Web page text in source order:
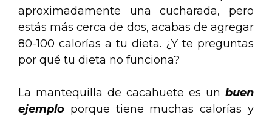
aproximadamente una cucharada, pero
estás más cerca de dos, acabas de agregar
80-100 calorías a tu dieta. ¿Y te preguntas
por qué tu dieta no funciona?
La mantequilla de cacahuete es un buen
ejemplo porque tiene muchas calorías y